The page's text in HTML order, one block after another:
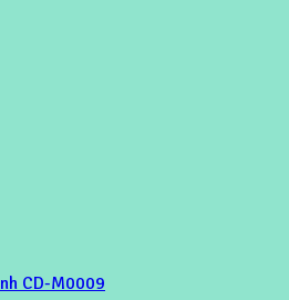
CD-M0009